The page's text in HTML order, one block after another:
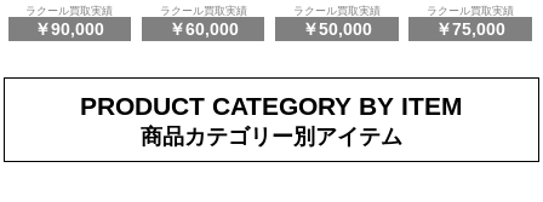
ラクール買取実績
￥90,000
ラクール買取実績
￥60,000
ラクール買取実績
￥50,000
ラクール買取実績
￥75,000
PRODUCT CATEGORY BY ITEM
商品カテゴリー別アイテム